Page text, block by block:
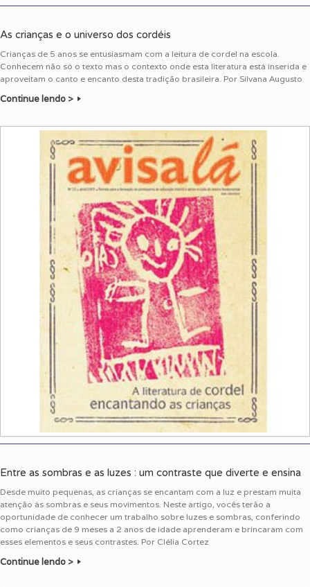
As crianças e o universo dos cordéis
Crianças de 5 anos se entusiasmam com a leitura de cordel na escola.
Conhecem não só o texto mas o contexto onde esta literatura está inserida e
aproveitam o canto e encanto desta tradição brasileira. Por Silvana Augusto
Continue lendo >
Entre as sombras e as luzes : um contraste que diverte e ensina
Desde muito pequenas, as crianças se encantam com a luz e prestam muita
atenção às sombras e seus movimentos. Neste artigo, vocês terão a
oportunidade de conhecer um trabalho sobre luzes e sombras, conferindo
como crianças de 9 meses a 2 anos de idade aprenderam e brincaram com
esses elementos e seus contrastes. Por Clélia Cortez
Continue lendo >